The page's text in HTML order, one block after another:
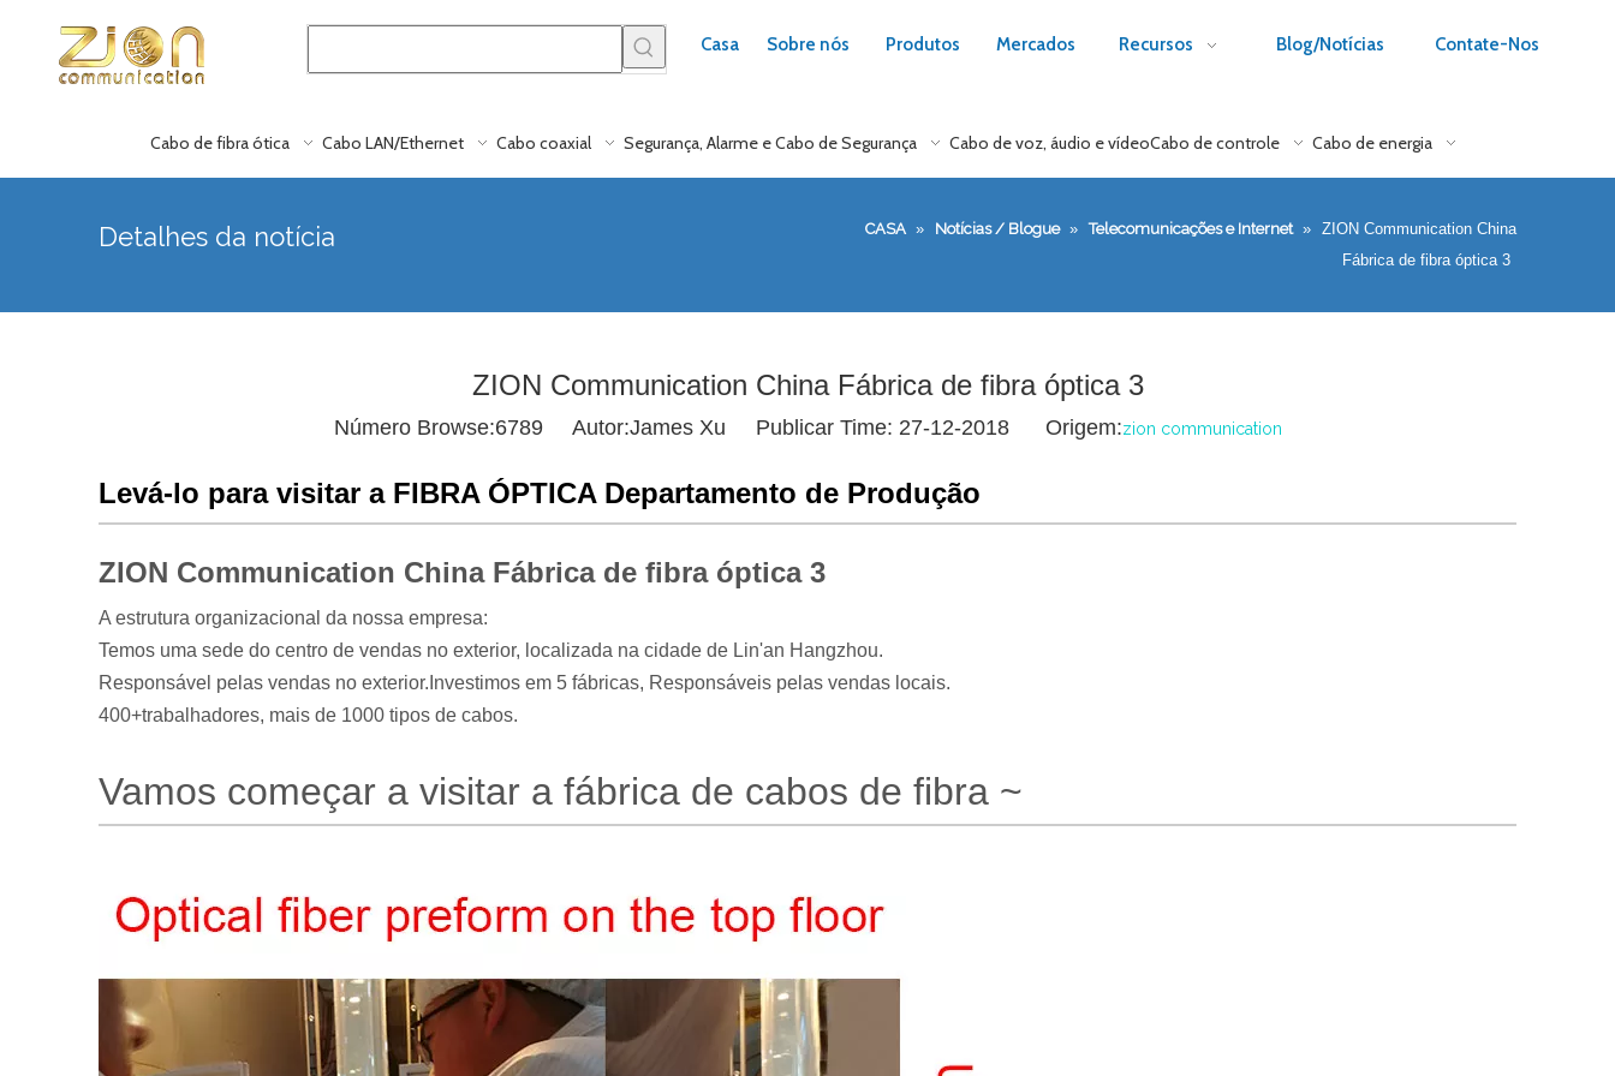
Casa Sobre nós Produtos Mercados Recursos Blog/Notícias Contate-Nos
Cabo de fibra ótica Cabo LAN/Ethernet Cabo coaxial Segurança, Alarme e Cabo de Segurança Cabo de voz, áudio e vídeoCabo de controle Cabo de energia
Detalhes da notícia CASA » Notícias / Blogue » Telecomunicações e Internet » ZION Communication China
Fábrica de fibra óptica 3
ZION Communication China Fábrica de fibra óptica 3
Número Browse:6789Autor:James Xu Publicar Time: 27-12-2018 Origem:zion communication
Levá-lo para visitar a FIBRA ÓPTICA Departamento de Produção
ZION Communication China Fábrica de fibra óptica 3
A estrutura organizacional da nossa empresa:
Temos uma sede do centro de vendas no exterior, localizada na cidade de Lin'an Hangzhou.
Responsável pelas vendas no exterior. Investimos em 5 fábricas, Responsáveis ​​pelas vendas locais.
400+trabalhadores, mais de 1000 tipos de cabos.
Vamos começar a visitar a fábrica de cabos de fibra ~